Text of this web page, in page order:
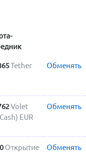
Tether
Обменять
Volet
EUR
Обменять
Открытие
Обменять